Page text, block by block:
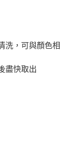
洗，可與顏色相
盡快取出